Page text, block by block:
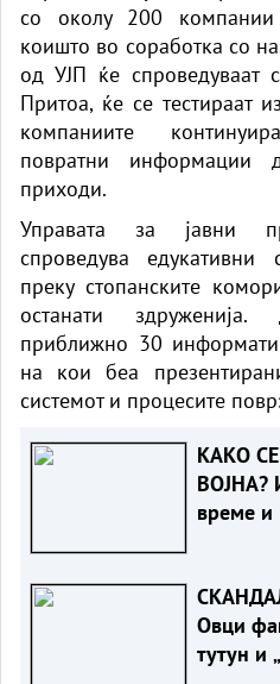
со околу 200 компании
коишто во соработка со
од УЈП ќе спроведуваат
Притоа, ќе се тестираат
компаниите
повратни информации
приходи.
Управата за јавни
спроведува
преку стопанските
останати
приближно 30
на кои беа
системот и процесите
КАКО
ВОЈНА?
време и
Овци
тутун и